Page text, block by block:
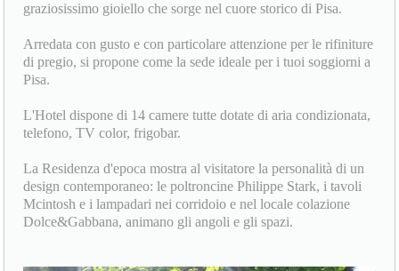
graziosissimo gioiello che sorge nel cuore storico di Pisa.
Arredata con gusto e con particolare attenzione per le rifiniture
di pregio, si propone come la sede ideale per i tuoi soggiorni a
Pisa.
L'Hotel dispone di 14 camere tutte dotate di aria condizionata,
telefono, TV color, frigobar.
La Residenza d'epoca mostra al visitatore la personalità di un
design contemporaneo: le poltroncine Philippe Stark, i tavoli
Mcintosh e i lampadari nei corridoio e nel locale colazione
Dolce&Gabbana, animano gli angoli e gli spazi.